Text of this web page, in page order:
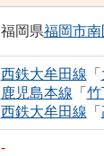
福岡県福岡市南
西鉄大牟田線 「
鹿児島本線 「 竹
西鉄大牟田線 「
-